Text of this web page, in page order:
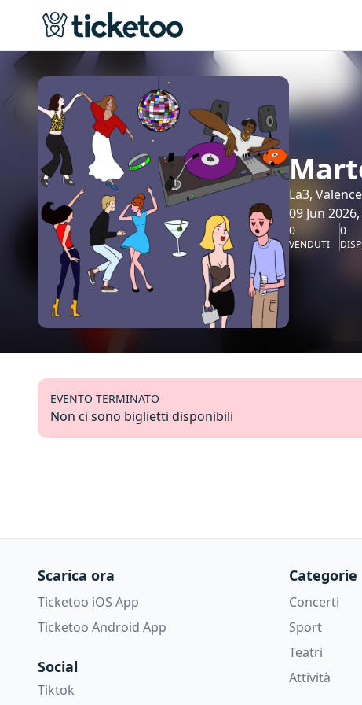
La3, Valence
09 Jun
0
VENDUTI
0
EVENTO TERMINATO
Non ci sono biglietti disponibili
Scarica ora
Ticketoo iOS App
Ticketoo Android App
Social
Tiktok
Categorie
Concerti
Sport
Teatri
Attività